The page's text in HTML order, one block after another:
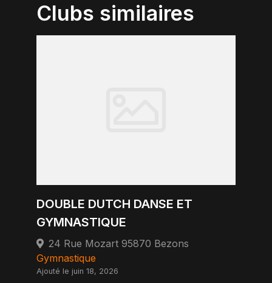
Clubs similaires
DOUBLE DUTCH DANSE ET
GYMNASTIQUE
24 Rue Mozart 95870 Bezons
Gymnastique
Ajouté le juin 18, 2026